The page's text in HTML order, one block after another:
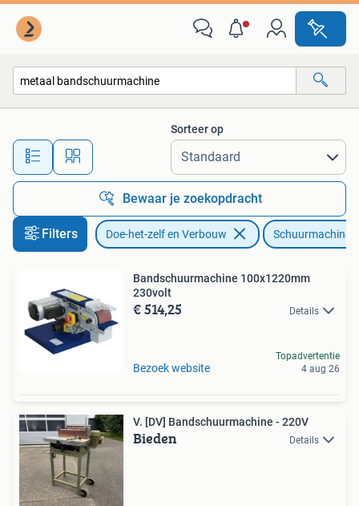
Alle afstanden…
Sorteer op
Bewaar je zoekopdracht
Filters Doe-het-zelf en Verbouw Schuurmachines
Bandschuurmachine 100x1220mm
230volt
€ 514,25 Details
Bezoek website
Topadvertentie
4 aug 26
V. [DV] Bandschuurmachine - 220V
Bieden Details